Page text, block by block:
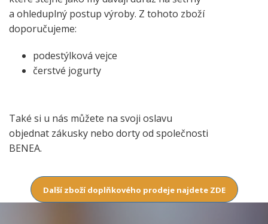
a ohleduplný postup výroby. Z tohoto zboží
doporučujeme:
podestýlková vejce
čerstvé jogurty
Také si u nás můžete na svoji oslavu
objednat zákusky nebo dorty od společnosti
BENEA.
Další zboží doplňkového prodeje najdete ZDE